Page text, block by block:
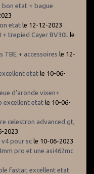
bon etat + bague
etat le 12-12-2023
trepied Cayer BV30L le
TBE + accessoires le 12-
etat le 10-06-
d'aronde vixen+
excellent etat le 10-06-
celestron advanced gt,
2023
pour sc le 10-06-2023
pro et une asi462mc
fastar, excellent etat